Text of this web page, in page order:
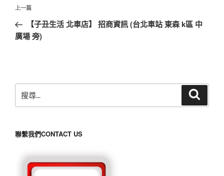
導
覽
上
一
篇
上一篇
【子丑生活 北車店】 招商資訊 (台北車站 東森 k區 中
廣場 旁)
尋
字:
聯繫我們CONTACT US